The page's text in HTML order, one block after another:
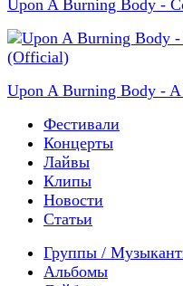
Upon A Burning Body -
Upon A Burning Body -
Фестивали
Концерты
Лайвы
Клипы
Новости
Статьи
Группы /
Альбомы